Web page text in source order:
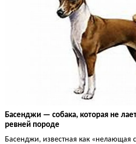
Басенджи — собака, которая не
ревней породе
Басенджи, известная как «нелающая